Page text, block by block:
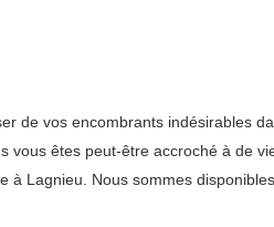
de vos encombrants indésirables
vous êtes peut-être accroché à de
à Lagnieu. Nous sommes